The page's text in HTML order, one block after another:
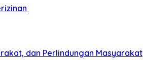
dan Perlindungan Masyarakat